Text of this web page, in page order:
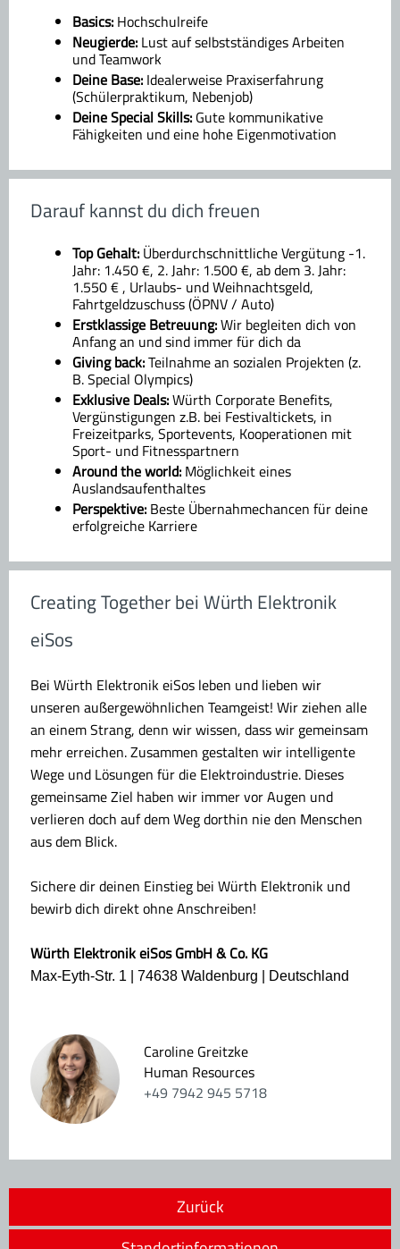
Basics: Hochschulreife
Neugierde: Lust auf selbstständiges Arbeiten
und Teamwork
Deine Base: Idealerweise Praxiserfahrung
(Schülerpraktikum, Nebenjob)
Deine Special Skills: Gute kommunikative
Fähigkeiten und eine hohe Eigenmotivation
Darauf kannst du dich freuen
Top Gehalt: Überdurchschnittliche Vergütung -1.
Jahr: 1.450 €, 2. Jahr: 1.500 €, ab dem 3. Jahr:
1.550 € , Urlaubs- und Weihnachtsgeld,
Fahrtgeldzuschuss (ÖPNV / Auto)
Erstklassige Betreuung:Wir begleiten dich von
Anfang an und sind immer für dich da
Giving back:Teilnahme an sozialen Projekten (z.
B. Special Olympics)
Exklusive Deals:Würth Corporate Benefits,
Vergünstigungen z.B. bei Festivaltickets, in
Freizeitparks, Sportevents, Kooperationen mit
Sport- und Fitnesspartnern
Around the world: Möglichkeit eines
Auslandsaufenthaltes
Perspektive: Beste Übernahmechancen für deine
erfolgreiche Karriere
Creating Together bei Würth Elektronik
eiSos
Bei Würth Elektronik eiSos leben und lieben wir
unseren außergewöhnlichen Teamgeist! Wir ziehen alle
an einem Strang, denn wir wissen, dass wir gemeinsam
mehr erreichen. Zusammen gestalten wir intelligente
Wege und Lösungen für die Elektroindustrie. Dieses
gemeinsame Ziel haben wir immer vor Augen und
verlieren doch auf dem Weg dorthin nie den Menschen
aus dem Blick.
Sichere dir deinen Einstieg bei Würth Elektronik und
bewirb dich direkt ohne Anschreiben!
Würth Elektronik eiSos GmbH & Co. KG
Max-Eyth-Str. 1 | 74638 Waldenburg | Deutschland
Caroline Greitzke
Human Resources
+49 7942 945 5718
Zurück